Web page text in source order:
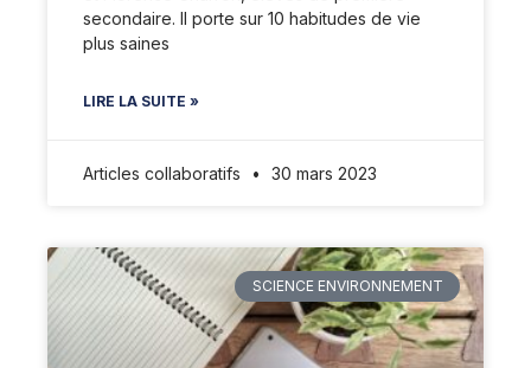
secondaire. Il porte sur 10 habitudes de vie
plus saines
LIRE LA SUITE »
Articles collaboratifs 30 mars 2023
SCIENCE ENVIRONNEMENT